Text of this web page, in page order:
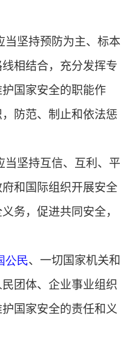
坚持预防为主、标本
相结合，充分发挥专
国家安全的职能作
防范、制止和依法惩
坚持互信、互利、平
和国际组织开展安全
务，促进共同安全，
公民、一切国家机关和
团体、企业事业组织
国家安全的责任和义